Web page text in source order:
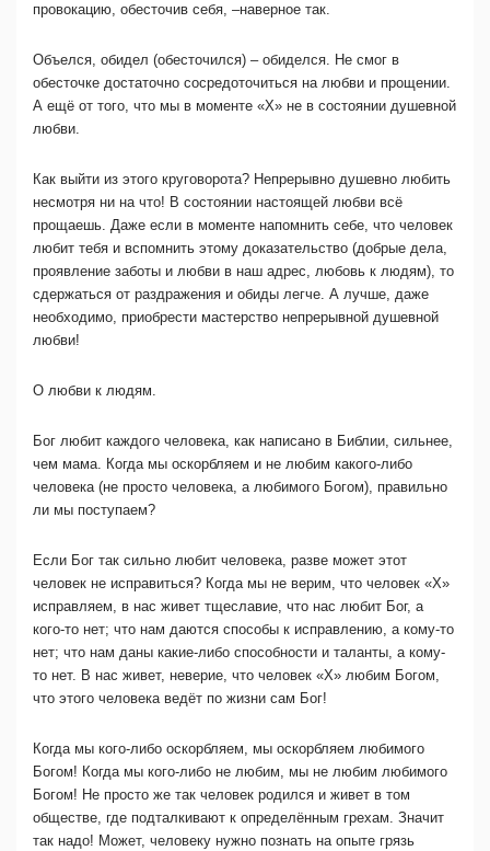
провокацию, обесточив себя, –наверное так.
Объелся, обидел (обесточился) – обиделся. Не смог в
обесточке достаточно сосредоточиться на любви и прощении.
А ещё от того, что мы в моменте «Х» не в состоянии душевной
любви.
Как выйти из этого круговорота? Непрерывно душевно любить
несмотря ни на что! В состоянии настоящей любви всё
прощаешь. Даже если в моменте напомнить себе, что человек
любит тебя и вспомнить этому доказательство (добрые дела,
проявление заботы и любви в наш адрес, любовь к людям), то
сдержаться от раздражения и обиды легче. А лучше, даже
необходимо, приобрести мастерство непрерывной душевной
любви!
О любви к людям.
Бог любит каждого человека, как написано в Библии, сильнее,
чем мама. Когда мы оскорбляем и не любим какого-либо
человека (не просто человека, а любимого Богом), правильно
ли мы поступаем?
Если Бог так сильно любит человека, разве может этот
человек не исправиться? Когда мы не верим, что человек «Х»
исправляем, в нас живет тщеславие, что нас любит Бог, а
кого-то нет; что нам даются способы к исправлению, а кому-то
нет; что нам даны какие-либо способности и таланты, а кому-
то нет. В нас живет, неверие, что человек «Х» любим Богом,
что этого человека ведёт по жизни сам Бог!
Когда мы кого-либо оскорбляем, мы оскорбляем любимого
Богом! Когда мы кого-либо не любим, мы не любим любимого
Богом! Не просто же так человек родился и живет в том
обществе, где подталкивают к определённым грехам. Значит
так надо! Может, человеку нужно познать на опыте грязь